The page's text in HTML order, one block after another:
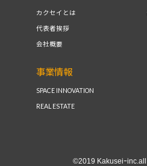
カクセイとは
代表者挨拶
会社概要
事業情報
SPACE INNOVATION
REAL ESTATE
©2019 Kakuseiｰ